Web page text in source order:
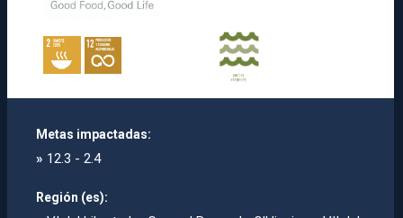
Metas impactadas:
» 12.3 - 2.4
Región (es):